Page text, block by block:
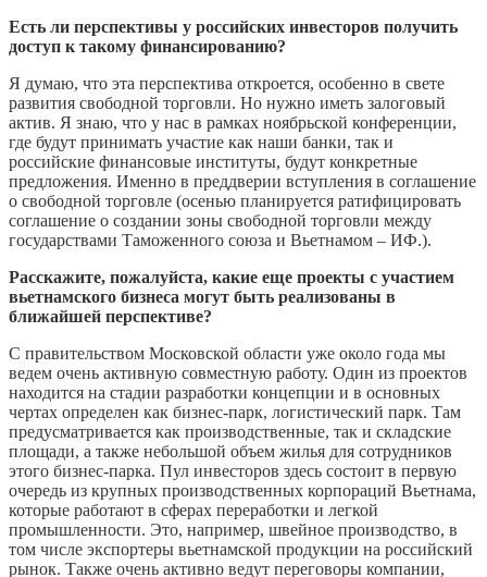
Есть ли перспективы у российских инвесторов получить
доступ к такому финансированию?
Я думаю, что эта перспектива откроется, особенно в свете
развития свободной торговли. Но нужно иметь залоговый
актив. Я знаю, что у нас в рамках ноябрьской конференции,
где будут принимать участие как наши банки, так и
российские финансовые институты, будут конкретные
предложения. Именно в преддверии вступления в соглашение
о свободной торговле (осенью планируется ратифицировать
соглашение о создании зоны свободной торговли между
государствами Таможенного союза и Вьетнамом – ИФ.).
Расскажите, пожалуйста, какие еще проекты с участием
вьетнамского бизнеса могут быть реализованы в
ближайшей перспективе?
С правительством Московской области уже около года мы
ведем очень активную совместную работу. Один из проектов
находится на стадии разработки концепции и в основных
чертах определен как бизнес-парк, логистический парк. Там
предусматривается как производственные, так и складские
площади, а также небольшой объем жилья для сотрудников
этого бизнес-парка. Пул инвесторов здесь состоит в первую
очередь из крупных производственных корпораций Вьетнама,
которые работают в сферах переработки и легкой
промышленности. Это, например, швейное производство, в
том числе экспортеры вьетнамской продукции на российский
рынок. Также очень активно ведут переговоры компании,